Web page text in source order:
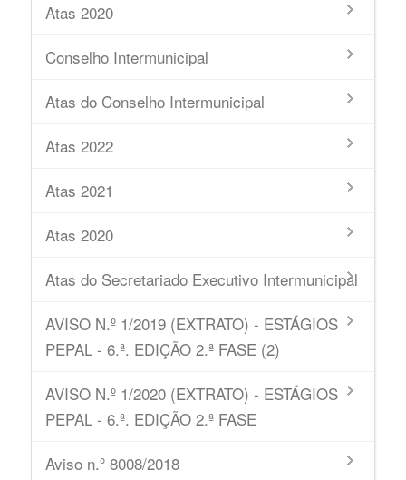
Atas 2020
Conselho Intermunicipal
Atas do Conselho Intermunicipal
Atas 2022
Atas 2021
Atas 2020
Atas do Secretariado Executivo Intermunicipal
AVISO N.º 1/2019 (EXTRATO) - ESTÁGIOS
PEPAL - 6.ª. EDIÇÃO 2.ª FASE (2)
AVISO N.º 1/2020 (EXTRATO) - ESTÁGIOS
PEPAL - 6.ª. EDIÇÃO 2.ª FASE
Aviso n.º 8008/2018